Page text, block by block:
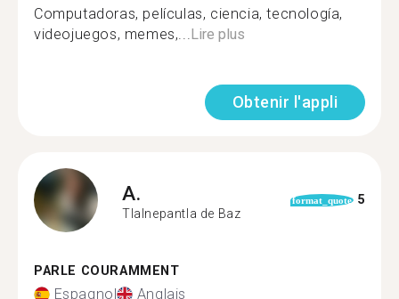
Computadoras, películas, ciencia, tecnología,
videojuegos, memes,... Lire plus
Obtenir l'appli
A.
Tlalnepantla de Baz
format_quote 5
PARLE COURAMMENT
Espagnol Anglais